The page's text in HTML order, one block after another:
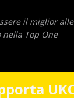
il miglior
Top One